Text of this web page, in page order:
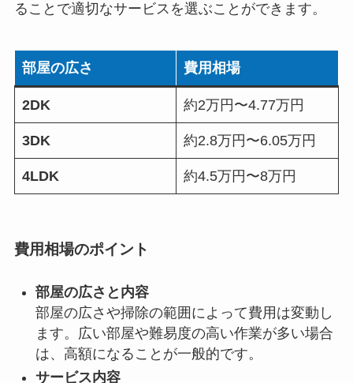
ることで適切なサービスを選ぶことができます。
部屋の広さ 費用相場
2DK 約2万円〜4.77万円
3DK 約2.8万円〜6.05万円
4LDK 約4.5万円〜8万円
費用相場のポイント
部屋の広さと内容
部屋の広さや掃除の範囲によって費用は変動し
ます。広い部屋や難易度の高い作業が多い場合
は、高額になることが一般的です。
サービス内容